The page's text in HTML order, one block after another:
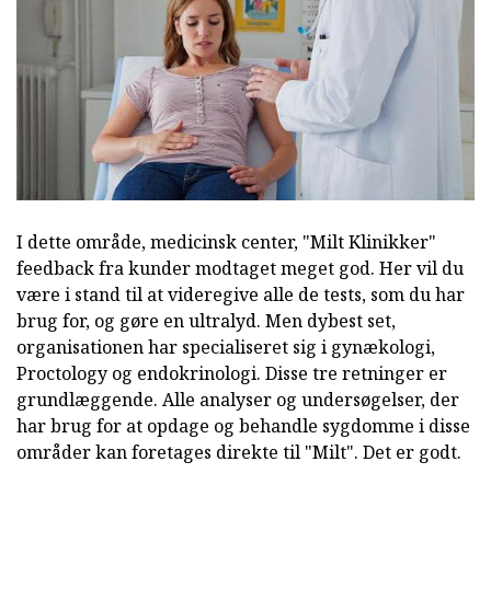
I dette område, medicinsk center, "Milt Klinikker"
feedback fra kunder modtaget meget god. Her vil du
være i stand til at videregive alle de tests, som du har
brug for, og gøre en ultralyd. Men dybest set,
organisationen har specialiseret sig i gynækologi,
Proctology og endokrinologi. Disse tre retninger er
grundlæggende. Alle analyser og undersøgelser, der
har brug for at opdage og behandle sygdomme i disse
områder kan foretages direkte til "Milt". Det er godt.